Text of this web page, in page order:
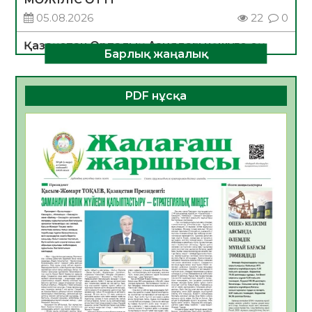
05.08.2026
22 0
Қазақстан Орталық Азиядағы көшуге ең
қолайлы ел атанды
05.08.2026
26 0
Өрт қауіпсіздігі талаптарын сақтау – әр
05.08.2026
Руслан Рүстемұлы облыс әкімінің
кеңесшісі болып тағайындалды
05.08.2026
22
Цифрландыру саласын дамыту аясында
салынатын жаңа орталықтың жобасы
талқыланды
05.08.2026
21
Алғашқы цифрлық жасанды интеллект
құралдарының таныстырылымы өтті
Барлық жаңалық
PDF нұсқа